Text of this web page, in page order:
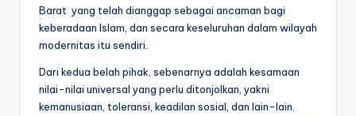
Barat yang telah dianggap sebagai ancaman bagi
keberadaan Islam, dan secara keseluruhan dalam wilayah
modernitas itu sendiri.
Dari kedua belah pihak, sebenarnya adalah kesamaan
nilai-nilai universal yang perlu ditonjolkan, yakni
kemanusiaan, toleransi, keadilan sosial, dan lain-lain.